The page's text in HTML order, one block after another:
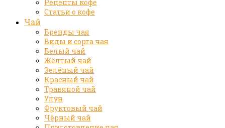
Рецепты кофе
Статьи о кофе
Чай
Бренды чая
Виды и сорта чая
Белый чай
Жёлтый чай
Зелёный чай
Красный чай
Травяной чай
Улун
Фруктовый чай
Чёрный чай